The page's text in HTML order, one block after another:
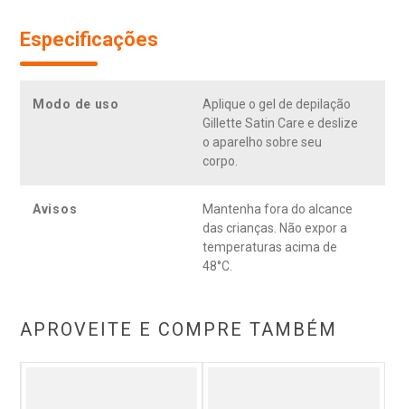
Especificações
Modo de uso
Aplique o gel de depilação
Gillette Satin Care e deslize
o aparelho sobre seu
corpo.
Avisos
Mantenha fora do alcance
das crianças. Não expor a
temperaturas acima de
48°C.
APROVEITE E COMPRE TAMBÉM